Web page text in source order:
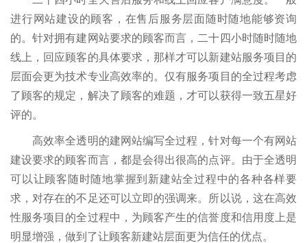
进行网站建设的顾客，在售后服务层面随时随地能够资询
的。针对拥有建网站要求的顾客而言，二十四小时随时随地
线上，回应顾客的具体要求，那样才可以新建站服务项目的
层面会更为技术专业高效率的。仅有服务项目的全过程考虑
了顾客的规定，解决了顾客的难题，才可以获得一致五星好
评的。
高效率全透明的建网站编写全过程，针对每一个有网站
建设要求的顾客而言，都是会得出很高的点评。由于全透明
可以让顾客随时随地掌握到新建站全过程中的各种各样要
求，对存在的不足还可以立即的强调来。所以说，这在高效
性服务项目的全过程中，为顾客产生的信誉度和信用度上是
明显增强，做到了让顾客新建站层面更为信任的优点。